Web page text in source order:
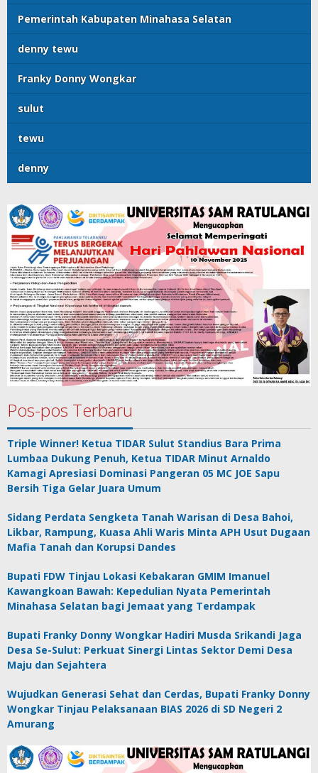
Pemerintah Kabupaten Minahasa Selatan
denny tewu
Franky Donny Wongkar
sulut
tewu
denny
Pos-pos Terbaru
Triple Winner! Ketua TIDAR Sulut Standius Bara Prima
Lumbaa Dukung Penuh, Ketua TIDAR Minut Arnaldo
Kamagi Apresiasi Dominasi Pangeran 05 MC JOE Sapu
Bersih Tiga Gelar Juara Umum
Sidang Perdata Sengketa Tanah Warisan di Desa Bahoi,
Likbar, Rampung, Kuasa Ahli Waris Minta APH Usut Dugaan
Mafia Tanah dan Korupsi Dandes
Bupati FDW Tinjau Lokasi Kebakaran GMIM Imanuel
Kawangkoan Bawah: Kepedulian Nyata Pemerintah
Minahasa Selatan bagi Jemaat yang Terdampak
Bupati Franky Donny Wongkar Hadiri Musda Srikandi Jaga
Desa Se-Sulut: Perkuat Sinergi Lintas Sektor Demi Desa
Maju dan Sejahtera
Wujudkan Generasi Sehat dan Cerdas, Bupati Franky Donny
Wongkar Tinjau Pelaksanaan BIAS 2026 di SD Negeri 2
Amurang